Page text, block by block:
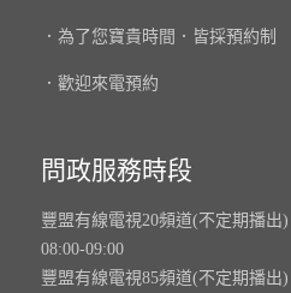
．為了您寶貴時間．皆採預約制
．歡迎來電預約
問政服務時段
豐盟有線電視20頻道(不定期播出)
08:00-09:00
豐盟有線電視85頻道(不定期播出)